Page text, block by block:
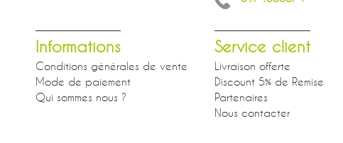
Informations
Conditions générales de vente
Mode de paiement
Qui sommes nous ?
Service client
Livraison offerte
Discount 5% de Remise
Partenaires
Nous contacter